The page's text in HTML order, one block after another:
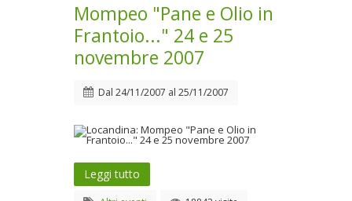
Mompeo "Pane e Olio in
Frantoio..." 24 e 25
novembre 2007
Dal 24/11/2007 al 25/11/2007
Leggi tutto